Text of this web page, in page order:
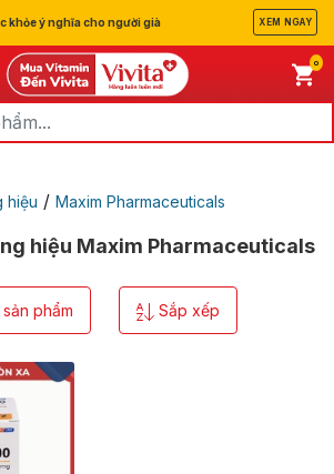
khỏe ý nghĩa cho người già XEM NGAY
0
hiệu / Maxim Pharmaceuticals
hiệu Maxim Pharmaceuticals
phẩm Sắp xếp